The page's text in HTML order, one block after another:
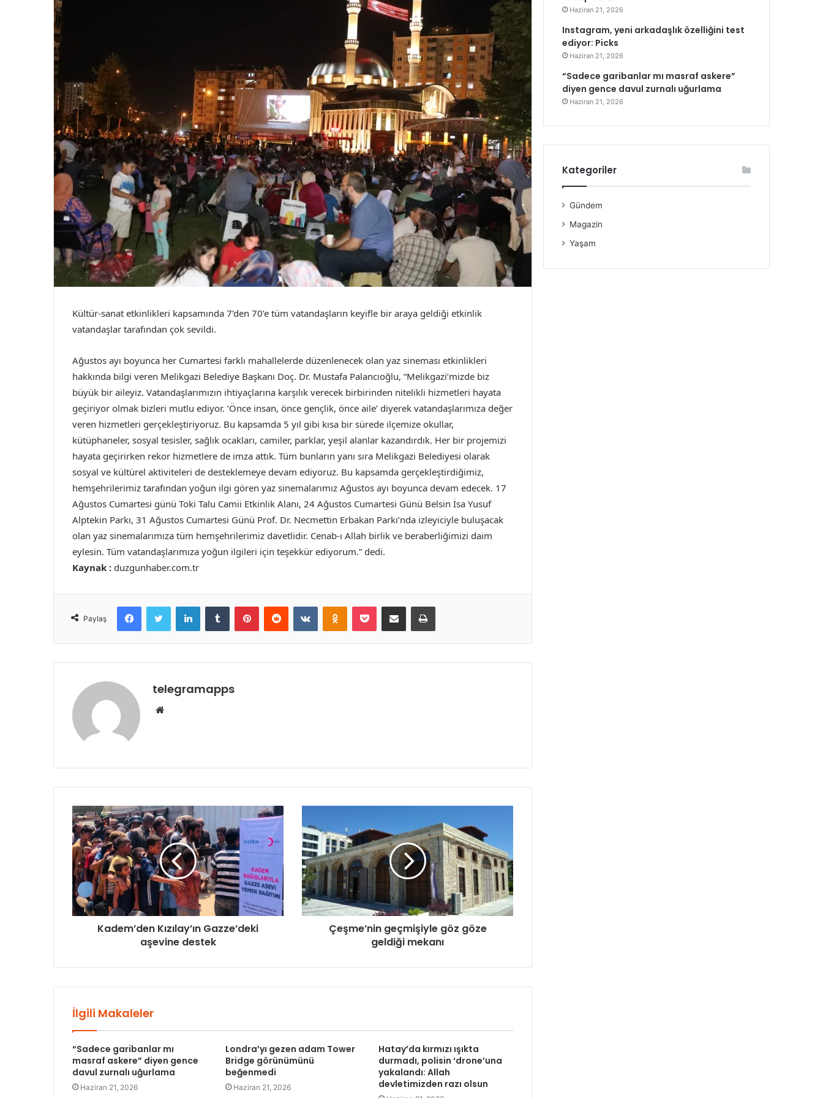
Kültür-sanat etkinlikleri kapsamında 7’den 70’e tüm vatandaşların keyifle bir araya geldiği etkinlik
vatandaşlar tarafından çok sevildi.
Ağustos ayı boyunca her Cumartesi farklı mahallelerde düzenlenecek olan yaz sineması etkinlikleri
hakkında bilgi veren Melikgazi Belediye Başkanı Doç. Dr. Mustafa Palancıoğlu, “Melikgazi’mizde biz
büyük bir aileyiz. Vatandaşlarımızın ihtiyaçlarına karşılık verecek birbirinden nitelikli hizmetleri hayata
geçiriyor olmak bizleri mutlu ediyor. ‘Önce insan, önce gençlik, önce aile’ diyerek vatandaşlarımıza değer
veren hizmetleri gerçekleştiriyoruz. Bu kapsamda 5 yıl gibi kısa bir sürede ilçemize okullar,
kütüphaneler, sosyal tesisler, sağlık ocakları, camiler, parklar, yeşil alanlar kazandırdık. Her bir projemizi
hayata geçirirken rekor hizmetlere de imza attık. Tüm bunların yanı sıra Melikgazi Belediyesi olarak
sosyal ve kültürel aktiviteleri de desteklemeye devam ediyoruz. Bu kapsamda gerçekleştirdiğimiz,
hemşehrilerimiz tarafından yoğun ilgi gören yaz sinemalarımız Ağustos ayı boyunca devam edecek. 17
Ağustos Cumartesi günü Toki Talu Camii Etkinlik Alanı, 24 Ağustos Cumartesi Günü Belsin İsa Yusuf
Alptekin Parkı, 31 Ağustos Cumartesi Günü Prof. Dr. Necmettin Erbakan Parkı’nda izleyiciyle buluşacak
olan yaz sinemalarımıza tüm hemşehrilerimiz davetlidir. Cenab-ı Allah birlik ve beraberliğimizi daim
eylesin. Tüm vatandaşlarımıza yoğun ilgileri için teşekkür ediyorum.” dedi.
Kaynak : duzgunhaber.com.tr
Paylaş
FacebookTwitter LinkedInTumblr PinterestReddit VKontakteOdnoklassniki
Pocket E-Posta ile paylaş Yazdır
telegramapps
Web
Kadem’den Kızılay’ın Gazze’deki
aşevine destek
Çeşme’nin geçmişiyle göz göze
geldiği mekanı
İlgili Makaleler
“Sadece garibanlar mı
masraf askere” diyen gence
davul zurnalı uğurlama
Haziran 21, 2026
Londra’yı gezen adam Tower
Bridge görünümünü
beğenmedi
Haziran 21, 2026
Hatay’da kırmızı ışıkta
durmadı, polisin ‘drone’una
yakalandı: Allah
devletimizden razı olsun
Haziran 21, 2026
Instagram, yeni arkadaşlık özelliğini test
ediyor: Picks
Haziran 21, 2026
“Sadece garibanlar mı masraf askere”
diyen gence davul zurnalı uğurlama
Haziran 21, 2026
Kategoriler
Gündem
Magazin
Yaşam